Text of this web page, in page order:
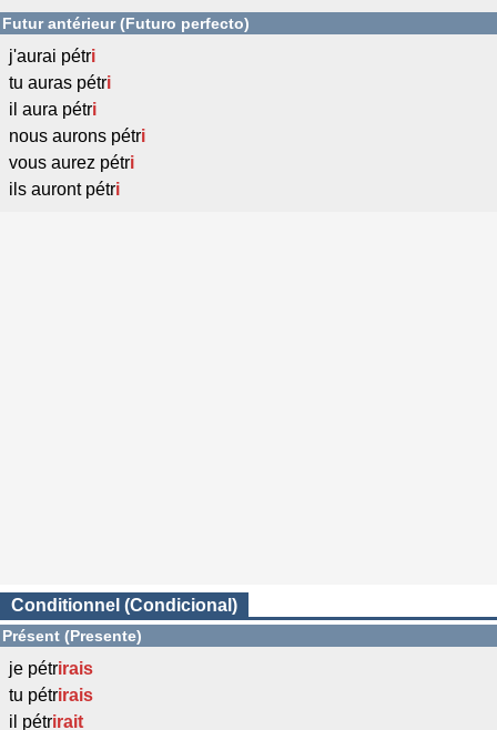
Futur antérieur (Futuro perfecto)
j'aurai pétri
tu auras pétri
il aura pétri
nous aurons pétri
vous aurez pétri
ils auront pétri
Conditionnel (Condicional)
Présent (Presente)
je pétrirais
tu pétrirais
il pétrirait